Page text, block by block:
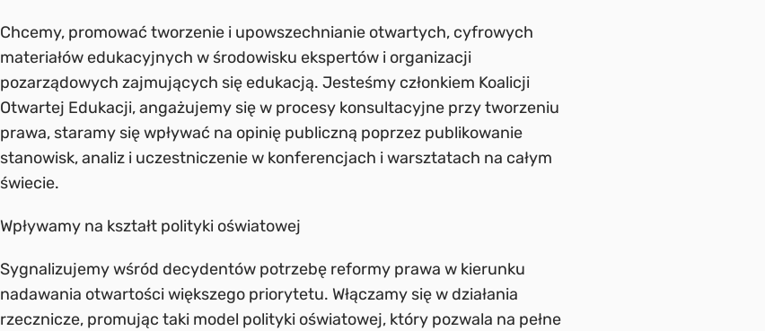
Chcemy, promować tworzenie i upowszechnianie otwartych, cyfrowych
materiałów edukacyjnych w środowisku ekspertów i organizacji
pozarządowych zajmujących się edukacją. Jesteśmy członkiem Koalicji
Otwartej Edukacji, angażujemy się w procesy konsultacyjne przy tworzeniu
prawa, staramy się wpływać na opinię publiczną poprzez publikowanie
stanowisk, analiz i uczestniczenie w konferencjach i warsztatach na całym
świecie.
Wpływamy na kształt polityki oświatowej
Sygnalizujemy wśród decydentów potrzebę reformy prawa w kierunku
nadawania otwartości większego priorytetu. Włączamy się w działania
rzecznicze, promując taki model polityki oświatowej, który pozwala na pełne